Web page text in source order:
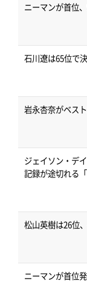
ニーマンが首位
石川遼は65位で
岩永杏奈がベス
ジェイソン・デ
記録が途切れる
松山英樹は26位
ニーマンが首位